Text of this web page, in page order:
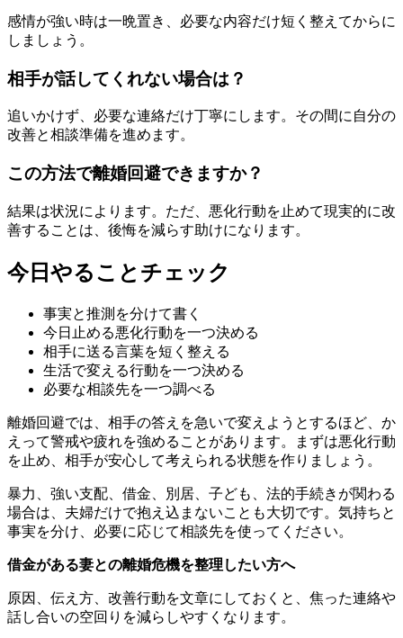
感情が強い時は一晩置き、必要な内容だけ短く整えてからに
しましょう。
相手が話してくれない場合は？
追いかけず、必要な連絡だけ丁寧にします。その間に自分の
改善と相談準備を進めます。
この方法で離婚回避できますか？
結果は状況によります。ただ、悪化行動を止めて現実的に改
善することは、後悔を減らす助けになります。
今日やることチェック
事実と推測を分けて書く
今日止める悪化行動を一つ決める
相手に送る言葉を短く整える
生活で変える行動を一つ決める
必要な相談先を一つ調べる
離婚回避では、相手の答えを急いで変えようとするほど、か
えって警戒や疲れを強めることがあります。まずは悪化行動
を止め、相手が安心して考えられる状態を作りましょう。
暴力、強い支配、借金、別居、子ども、法的手続きが関わる
場合は、夫婦だけで抱え込まないことも大切です。気持ちと
事実を分け、必要に応じて相談先を使ってください。
借金がある妻との離婚危機を整理したい方へ
原因、伝え方、改善行動を文章にしておくと、焦った連絡や
話し合いの空回りを減らしやすくなります。